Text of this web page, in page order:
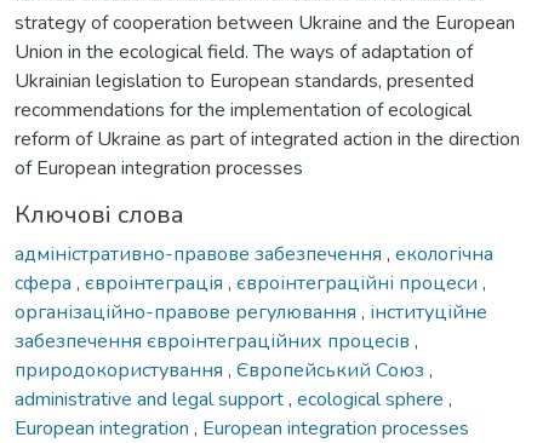
strategy of cooperation between Ukraine and the European
Union in the ecological field. The ways of adaptation of
Ukrainian legislation to European standards, presented
recommendations for the implementation of ecological
reform of Ukraine as part of integrated action in the direction
of European integration processes
Ключові слова
адміністративно-правове забезпечення , екологічна
сфера , євроінтеграція , євроінтеграційні процеси ,
організаційно-правове регулювання , інституційне
забезпечення євроінтеграційних процесів ,
природокористування , Європейський Союз ,
administrative and legal support, ecological sphere ,
European integration , European integration processes